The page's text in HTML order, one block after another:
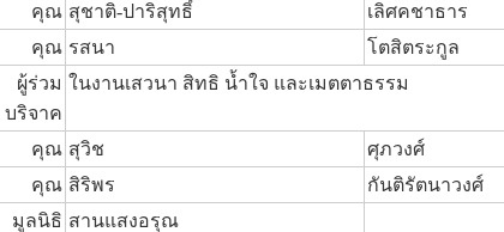
คุณ สุชาติ-ปาริสุทธิ์ เลิศคชาธาร
คุณ รสนา โตสิตระกูล
ผู้ร่วม
บริจาค
ในงานเสวนา สิทธิ น้ำใจ และเมตตาธรรม
คุณ สุวิช ศุภวงศ์
คุณ สิริพร กันติรัตนาวงศ์
มูลนิธิ สานแสงอรุณ